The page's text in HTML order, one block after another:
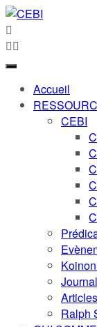
Accueil
CEBI
Articles
Ralph